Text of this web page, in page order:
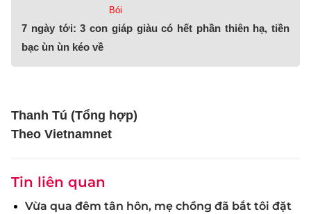
Bói
7 ngày tới: 3 con giáp giàu có hết phần thiên hạ, tiền
bạc ùn ùn kéo về
Thanh Tú (Tổng hợp)
Theo Vietnamnet
Tin liên quan
Vừa qua đêm tân hôn, mẹ chồng đã bắt tôi đặt